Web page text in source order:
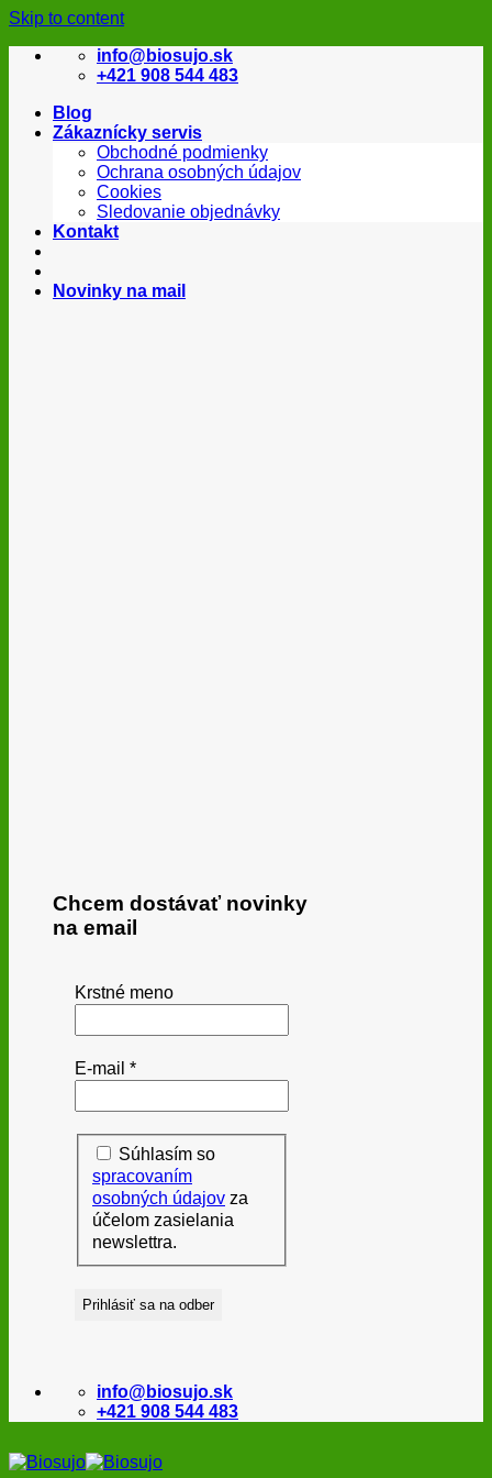
Skip to content
info@biosujo.sk
+421 908 544 483
Blog
Zákaznícky servis
Obchodné podmienky
Ochrana osobných údajov
Cookies
Sledovanie objednávky
Kontakt
Novinky na mail
Chcem dostávať novinky
na email
Krstné meno
E-mail *
Súhlasím so
spracovaním
osobných údajov za
účelom zasielania
newslettra.
info@biosujo.sk
+421 908 544 483